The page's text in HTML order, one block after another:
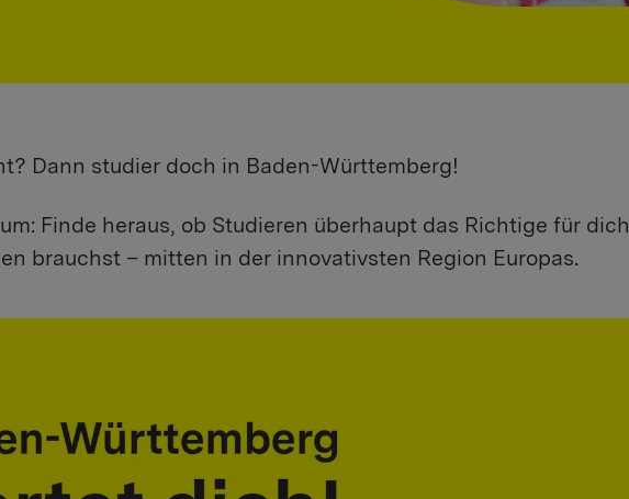
Dann studier doch in Baden-Württemberg!
Finde heraus, ob Studieren überhaupt das Richtige für dich
brauchst – mitten in der innovativsten Region Europas.